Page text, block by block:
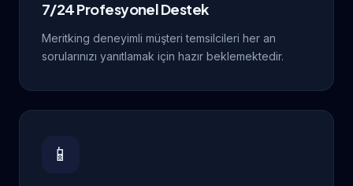
7/24 Profesyonel Destek
Meritking deneyimli müşteri temsilcileri her an
sorularınızı yanıtlamak için hazır beklemektedir.
📱